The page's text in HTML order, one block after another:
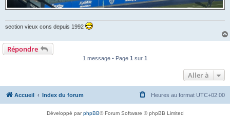
section vieux cons depuis 1992
Répondre
1 message • Page 1 sur 1
Aller à
Accueil Index du forum Heures au format UTC+02:00
Développé parphpBB® Forum Software © phpBB Limited